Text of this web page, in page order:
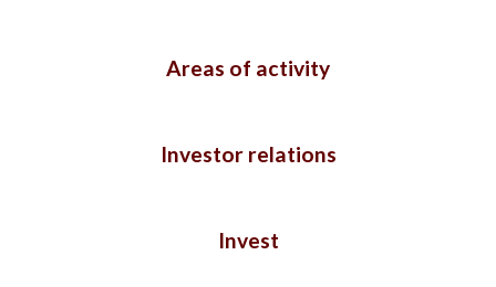
Areas of activity
Investor relations
Invest